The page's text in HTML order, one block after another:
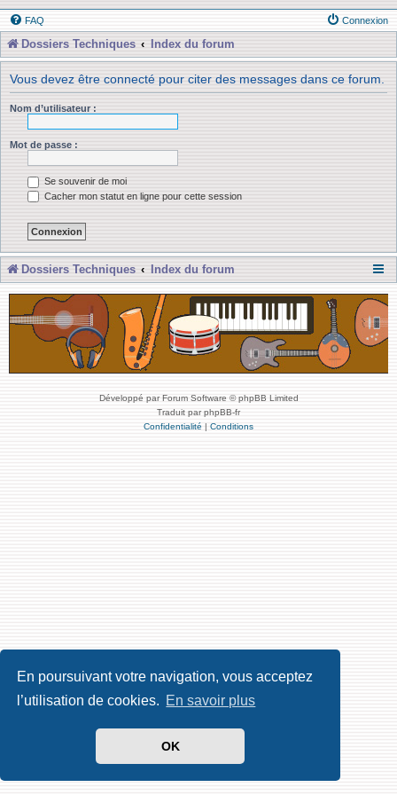
En poursuivant votre navigation, vous acceptez
l’utilisation de cookies. En savoir plus
OK
FAQ Connexion
Dossiers Techniques Index du forum
Vous devez être connecté pour citer des messages dans ce forum.
Nom d’utilisateur :
Mot de passe :
Se souvenir de moi
Cacher mon statut en ligne pour cette session
Dossiers Techniques Index du forum
Développé par Forum Software © phpBB Limited
Traduit par phpBB-fr
Confidentialité | Conditions